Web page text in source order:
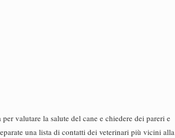
valutare la salute del cane e chiedere dei pareri e
una lista di contatti dei veterinari più vicini alla